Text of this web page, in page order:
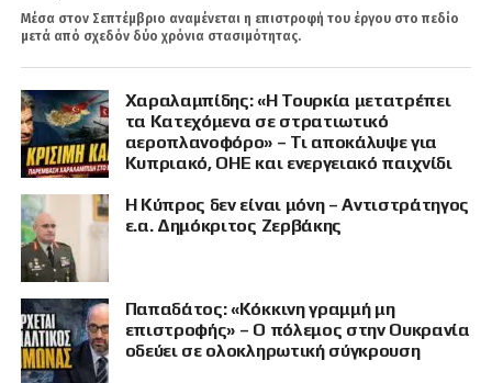
Μέσα στον Σεπτέμβριο αναμένεται η επιστροφή του έργου στο πεδίο
μετά από σχεδόν δύο χρόνια στασιμότητας.
Χαραλαμπίδης: «Η Τουρκία μετατρέπει
τα Κατεχόμενα σε στρατιωτικό
αεροπλανοφόρο» – Τι αποκάλυψε για
Κυπριακό, ΟΗΕ και ενεργειακό παιχνίδι
Η Κύπρος δεν είναι μόνη – Αντιστράτηγος
ε.α. Δημόκριτος Ζερβάκης
Παπαδάτος: «Κόκκινη γραμμή μη
επιστροφής» – Ο πόλεμος στην Ουκρανία
οδεύει σε ολοκληρωτική σύγκρουση